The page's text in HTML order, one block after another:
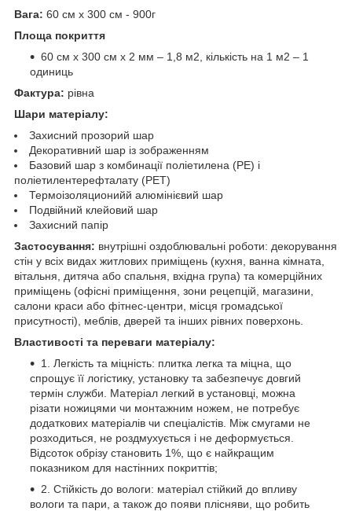
Вага: 60 см х 300 см - 900г
Площа покриття
60 см х 300 см х 2 мм – 1,8 м2, кількість на 1 м2 – 1
одиниць
Фактура: рівна
Шари матеріалу:
Захисний прозорий шар
Декоративний шар із зображенням
Базовий шар з комбинації поліетилена (PE) і
поліетилентерефталату (PET)
Термоізоляционийй алюмінієвий шар
Подвійний клейовий шар
Захисний папір
Застосування: внутрішні оздоблювальні роботи: декорування
стін у всіх видах житлових приміщень (кухня, ванна кімната,
вітальня, дитяча або спальня, вхідна група) та комерційних
приміщень (офісні приміщення, зони рецепцій, магазини,
салони краси або фітнес-центри, місця громадської
присутності), меблів, дверей та інших рівних поверхонь.
Властивості та переваги матеріалу:
1. Легкість та міцність: плитка легка та міцна, що
спрощує її логістику, установку та забезпечує довгий
термін служби. Матеріал легкий в установці, можна
різати ножицями чи монтажним ножем, не потребує
додаткових матеріалів чи спеціалістів. Між смугами не
розходиться, не роздмухується і не деформується.
Відсоток обрізу становить 1%, що є найкращим
показником для настінних покриттів;
2. Стійкість до вологи: матеріал стійкий до впливу
вологи та пари, а також до появи плісняви, що робить